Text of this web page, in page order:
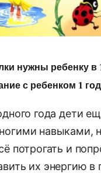
нужны ребенку в
с ребенком 1 год
года дети
навыками,
потрогать и
их энергию в